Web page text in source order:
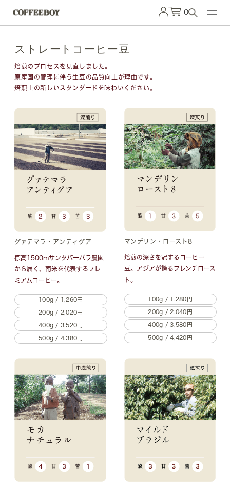
0
ストレートコーヒー豆
焙煎のプロセスを見直しました。
原産国の管理に伴う生豆の品質向上が理由です。
焙煎士の新しいスタンダードを味わいください。
グァテマラ・アンティグア
標高1500mサンタバーバラ農園
から届く、南米を代表するプレ
ミアムコーヒー。
100g / 1,260円
200g / 2,020円
400g / 3,520円
500g / 4,380円
マンデリン・ロースト8
焙煎の深さを冠するコーヒー
豆。
アジアが誇るフレンチロース
ト。
100g / 1,280円
200g / 2,040円
400g / 3,580円
500g / 4,420円